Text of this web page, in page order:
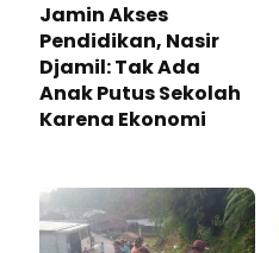
Jamin Akses
Pendidikan, Nasir
Djamil: Tak Ada
Anak Putus Sekolah
Karena Ekonomi